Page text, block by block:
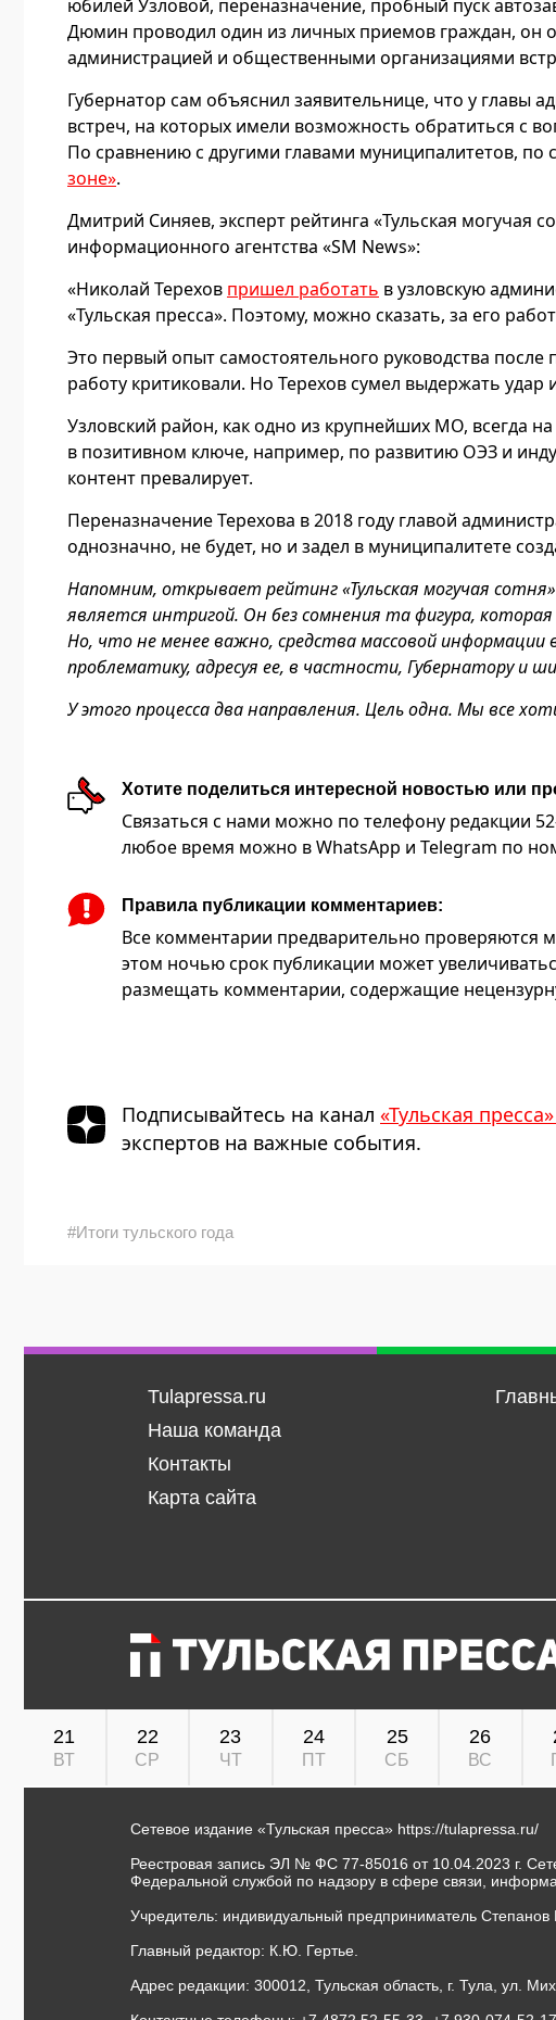
юбилей Узловой, переназначение, пробный пуск
Дюмин проводил один из личных приемов граждан, он
администрацией и общественными организациями
Губернатор сам объяснил заявительнице, что у главы
встреч, на которых имели возможность обратиться с
По сравнению с другими главами муниципалитетов, по
зоне».
Дмитрий Синяев, эксперт рейтинга «Тульская могучая
информационного агентства «SM News»:
«Николай Терехов пришел работать в узловскую
«Тульская пресса». Поэтому, можно сказать, за его
Это первый опыт самостоятельного руководства
работу критиковали. Но Терехов сумел выдержать
Узловский район, как одно из крупнейших МО, всегда
в позитивном ключе, например, по развитию ОЭЗ и
контент превалирует.
Переназначение Терехова в 2018 году главой
однозначно, не будет, но и задел в муниципалитете
Напомним, открывает рейтинг «Тульская могучая
является интригой. Он без сомнения та фигура,
Но, что не менее важно, средства массовой
проблематику, адресуя ее, в частности, Губернатору и
У этого процесса два направления. Цель одна. Мы все
Хотите поделиться интересной новостью или
Связаться с нами можно по телефону редакции
любое время можно в WhatsApp и Telegram по
Правила публикации комментариев:
Все комментарии предварительно проверяются
этом ночью срок публикации может
размещать комментарии, содержащие
Подписывайтесь на канал «Тульская
экспертов на важные события.
#Итоги тульского года
Tulapressa.ru
Наша команда
Контакты
Карта сайта
21
ВТ
22
СР
23
ЧТ
24
ПТ
25
СБ
26
ВС
Сетевое издание «Тульская пресса» https://tulapressa.ru/
Реестровая запись ЭЛ № ФС 77-85016 от 10.04.2023 г.
Федеральной службой по надзору в сфере связи,
Учредитель: индивидуальный предприниматель
Главный редактор: К.Ю. Гертье.
Адрес редакции: 300012, Тульская область, г. Тула, ул.